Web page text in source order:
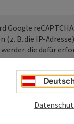
Google
(z. B. die IP-
werden die dafür
jederzeit per E-
(E-Mail-
GmbH
weitergegeben,
beantworten ist.
Deutsch